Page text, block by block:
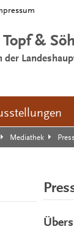
&
der
Mediathek